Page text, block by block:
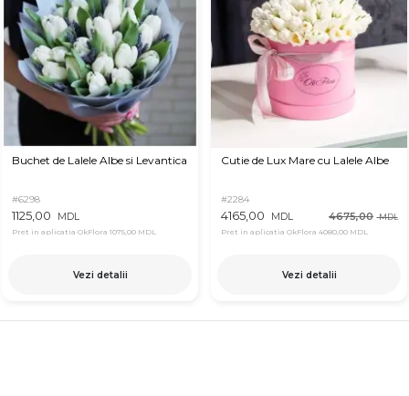
Buchet de Lalele Albe si Levantica
#6298
1125,00 MDL
Pret in aplicatia OkFlora 1075,00 MDL
Vezi detalii
Cutie de Lux Mare cu Lalele Albe
#2284
4165,00 MDL 4675,00 MDL
Pret in aplicatia OkFlora 4080,00 MDL
Vezi detalii